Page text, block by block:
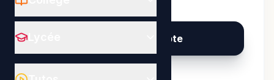
Créer mon compte